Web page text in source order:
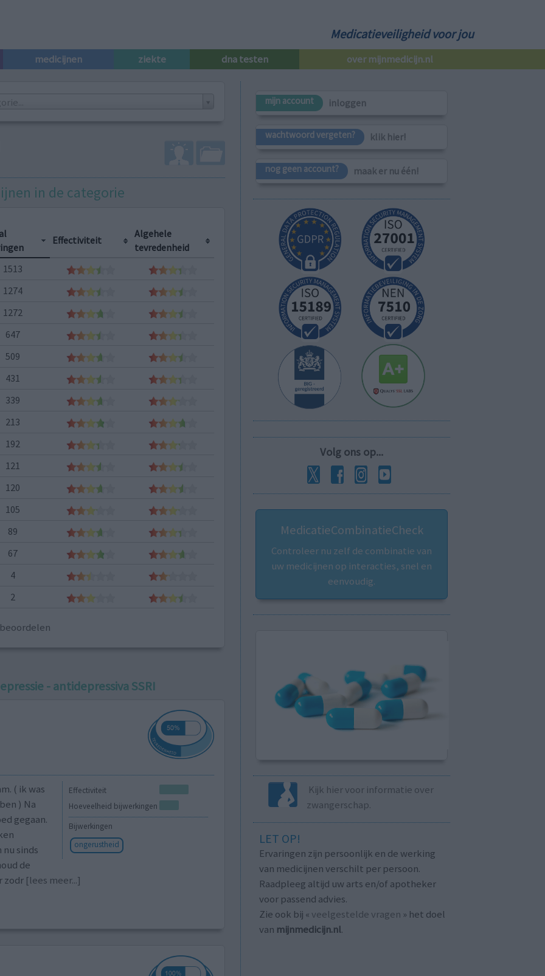
Medicatieveiligheid voor jou
medicijnen ziekte dna testen over mijnmedicijn.nl
in de categorie
Effectiviteit
Algehele
tevredenheid
1513
1274
1272
647
509
431
339
213
192
121
120
105
89
67
4
2
- antidepressiva SSRI
Effectiviteit
Hoeveelheid bijwerkingen
Bijwerkingen
ongerustheid
( ik was
) Na
gegaan.
sinds
de
zodr [lees meer...]
mijn account inloggen
wachtwoord vergeten? klik hier!
nog geen account? maak er nu één!
Volg ons op...
MedicatieCombinatieCheck
Controleer nu zelf de combinatie van
uw medicijnen op interacties, snel en
eenvoudig.
Kijk hier voor informatie over
zwangerschap.
LET OP!
Ervaringen zijn persoonlijk en de werking
van medicijnen verschilt per persoon.
Raadpleeg altijd uw arts en/of apotheker
voor passend advies.
Zie ook bij « veelgestelde vragen » het doel
van mijnmedicijn.nl.